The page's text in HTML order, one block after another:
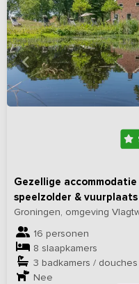
Gezellige
speelzolder & vuurplaats
Groningen, omgeving
16 personen
8 slaapkamers
3 badkamers / douches
Nee
Bekijkhieralle